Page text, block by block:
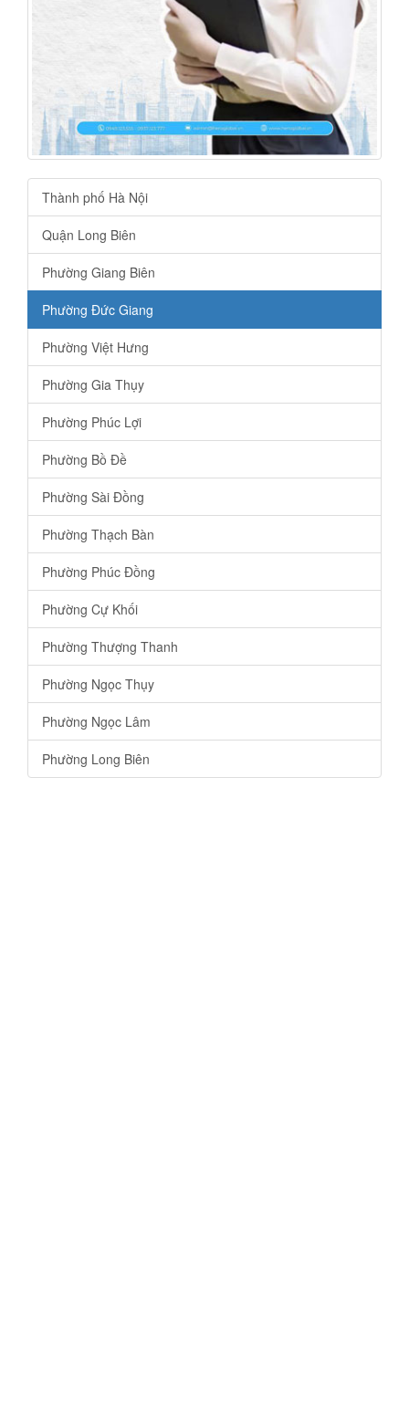
Thành phố Hà Nội
Quận Long Biên
Phường Giang Biên
Phường Đức Giang
Phường Việt Hưng
Phường Gia Thụy
Phường Phúc Lợi
Phường Bồ Đề
Phường Sài Đồng
Phường Thạch Bàn
Phường Phúc Đồng
Phường Cự Khối
Phường Thượng Thanh
Phường Ngọc Thụy
Phường Ngọc Lâm
Phường Long Biên